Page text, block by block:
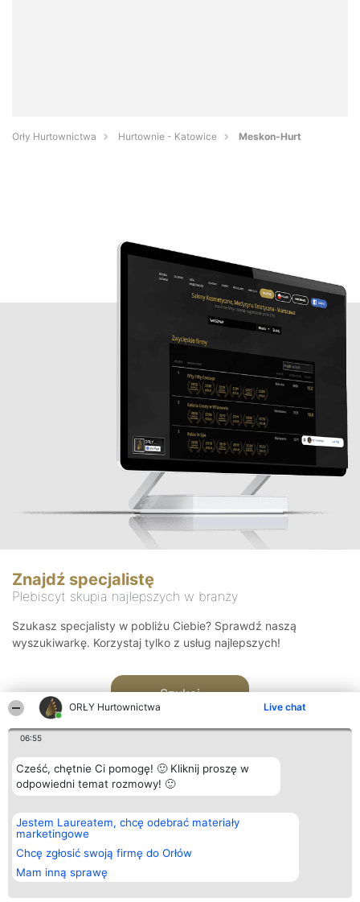
ORŁY Hurtownictwa Live chat
06:55
Cześć, chętnie Ci pomogę! 🙂 Kliknij proszę w
odpowiedni temat rozmowy! 🙂
Jestem Laureatem, chcę odebrać materiały
marketingowe
Chcę zgłosić swoją firmę do Orłów
Mam inną sprawę
Orły Hurtownictwa Hurtownie - Katowice Meskon-Hurt
Znajdź specjalistę
Plebiscyt skupia najlepszych w branży
Szukasz specjalisty w pobliżu Ciebie? Sprawdź naszą
wyszukiwarkę. Korzystaj tylko z usług najlepszych!
Szukaj
Organizator plebiscytu
Bright Side Solutions sp. z o.
o. sp. k.
ul. Ruska 22
Wrocław 50-079
KRS 0000749100 | Regon
381313360 | NIP 8943132676
Plebiscyt
Laureaci
wszystkich
Laureatów
Regulamin
Kontakt
Kontakt